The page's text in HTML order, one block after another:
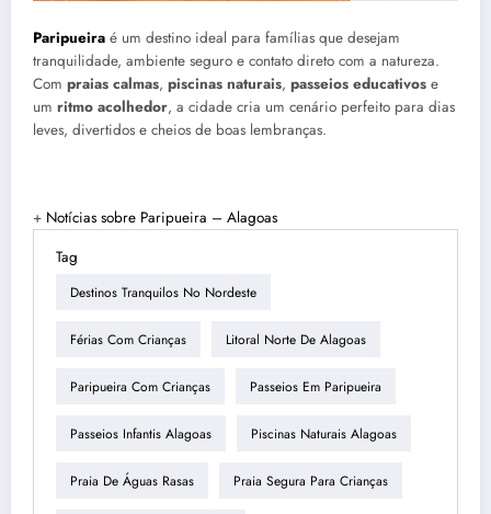
Paripueira é um destino ideal para famílias que desejam
tranquilidade, ambiente seguro e contato direto com a natureza.
Com praias calmas, piscinas naturais, passeios educativos e
um ritmo acolhedor, a cidade cria um cenário perfeito para dias
leves, divertidos e cheios de boas lembranças.
+ Notícias sobre Paripueira – Alagoas
Tag
Destinos Tranquilos No Nordeste
Férias Com Crianças Litoral Norte De Alagoas
Paripueira Com Crianças Passeios Em Paripueira
Passeios Infantis Alagoas Piscinas Naturais Alagoas
Praia De Águas Rasas Praia Segura Para Crianças